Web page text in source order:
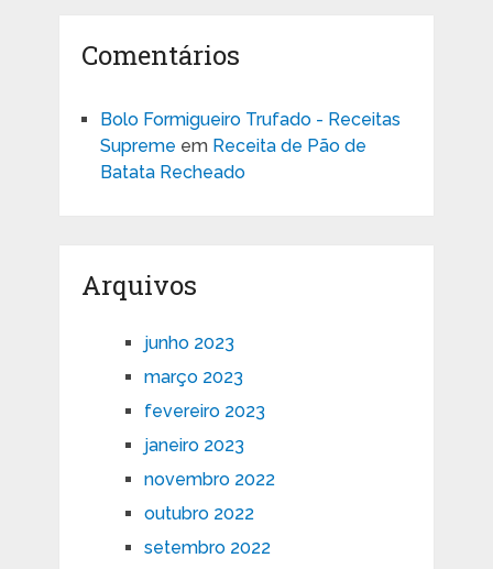
Comentários
Bolo Formigueiro Trufado - Receitas
Supreme em Receita de Pão de
Batata Recheado
Arquivos
junho 2023
março 2023
fevereiro 2023
janeiro 2023
novembro 2022
outubro 2022
setembro 2022